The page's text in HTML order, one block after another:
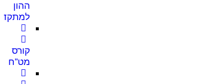
ההון
קורס
מט”ח